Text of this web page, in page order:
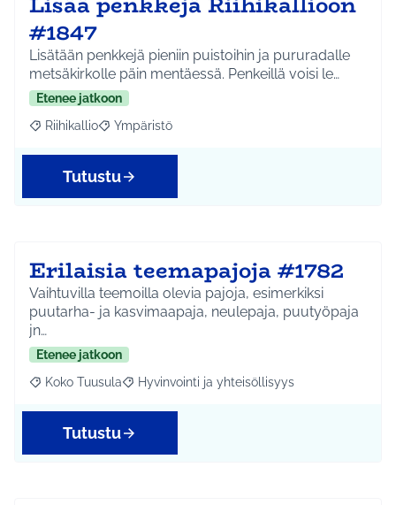
#1847
Lisätään penkkejä pieniin puistoihin ja pururadalle
metsäkirkolle päin mentäessä. Penkeillä voisi le…
Etenee jatkoon
Rajaa tulokset aihepiirin mukaan: Riihikallio
Riihikallio Rajaa tulokset teeman mukaan: Ympäristö
Ympäristö
Tutustu
Erilaisia teemapajoja #1782
Vaihtuvilla teemoilla olevia pajoja, esimerkiksi
puutarha- ja kasvimaapaja, neulepaja, puutyöpaja
jn…
Etenee jatkoon
Rajaa tulokset aihepiirin mukaan: Koko Tuusula
Koko Tuusula Rajaa tulokset teeman mukaan: Hyvinvointi ja
Hyvinvointi ja yhteisöllisyys
Tutustu